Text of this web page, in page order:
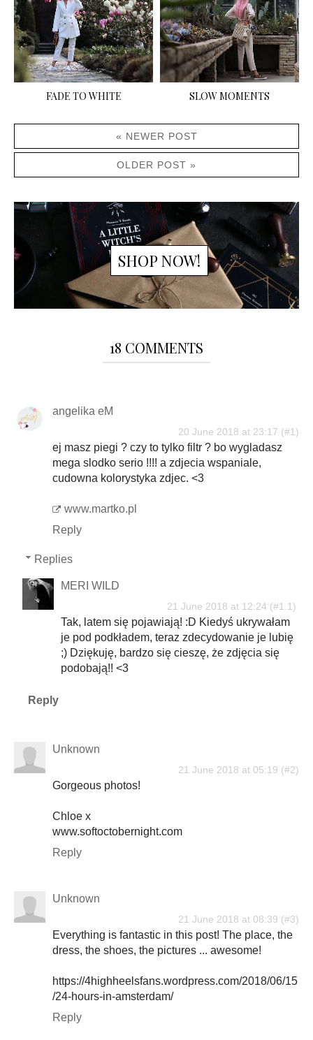
FADE TO WHITE SLOW MOMENTS
« NEWER POST
OLDER POST »
SHOP NOW!
18 COMMENTS
angelika eM
20 June 2018 at 23:17
ej masz piegi ? czy to tylko filtr ? bo wygladasz
mega slodko serio !!!! a zdjecia wspaniale,
cudowna kolorystyka zdjec. <3
www.martko.pl
Reply
Replies
MERI WILD
21 June 2018 at 12:24
Tak, latem się pojawiają! :D Kiedyś ukrywałam
je pod podkładem, teraz zdecydowanie je lubię
;) Dziękuję, bardzo się cieszę, że zdjęcia się
podobają!! <3
Reply
Unknown
21 June 2018 at 05:19
Gorgeous photos!
Chloe x
www.softoctobernight.com
Reply
Unknown
21 June 2018 at 08:39
Everything is fantastic in this post! The place, the
dress, the shoes, the pictures ... awesome!
https://4highheelsfans.wordpress.com/2018/06/15
/24-hours-in-amsterdam/
Reply